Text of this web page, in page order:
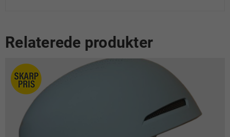
Relaterede produkter